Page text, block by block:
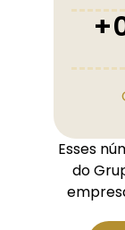
+
Esses
do